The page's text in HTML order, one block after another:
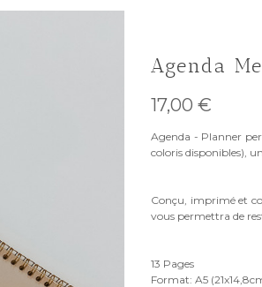
Agenda
17,00 €
Agenda - Planner
coloris disponibles),
Conçu, imprimé et
vous permettra de
13 Pages
Format: A5